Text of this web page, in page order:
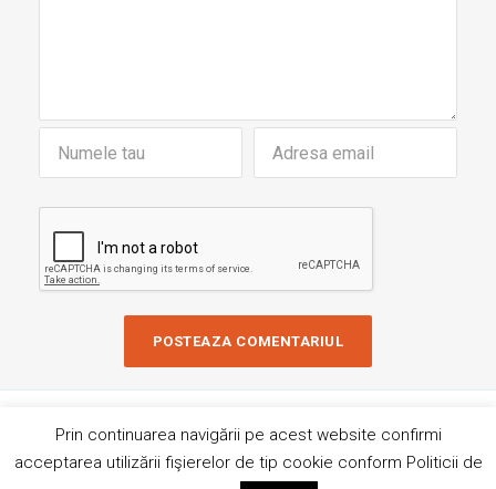
Contact
Site de84colors
Prin continuarea navigării pe acest website confirmi
acceptarea utilizării fişierelor de tip cookie conform Politicii de